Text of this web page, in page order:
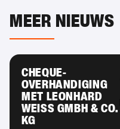
MEER NIEUWS
CHEQUE-
OVERHANDIGING
MET LEONHARD
WEISS GMBH & CO.
KG